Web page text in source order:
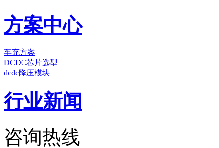
方案中心
车充方案
DCDC芯片选型
dcdc降压模块
行业新闻
咨询热线